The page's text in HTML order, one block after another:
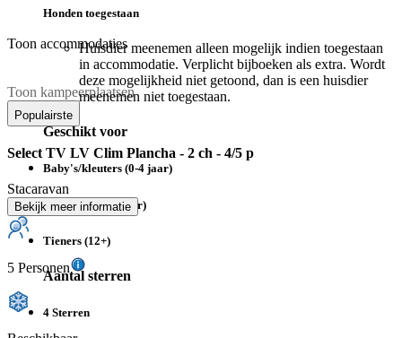
Honden toegestaan
Huisdier meenemen alleen mogelijk indien toegestaan
in accommodatie. Verplicht bijboeken als extra. Wordt
deze mogelijkheid niet getoond, dan is een huisdier
meenemen niet toegestaan.
Geschikt voor
Baby's/kleuters (0-4 jaar)
Kinderen (5-11 jaar)
Tieners (12+)
Aantal sterren
4 Sterren
Toon accommodaties
Toon kampeerplaatsen
Populairste
Select TV LV Clim Plancha - 2 ch - 4/5 p
Stacaravan
Bekijk meer informatie
5 Personen